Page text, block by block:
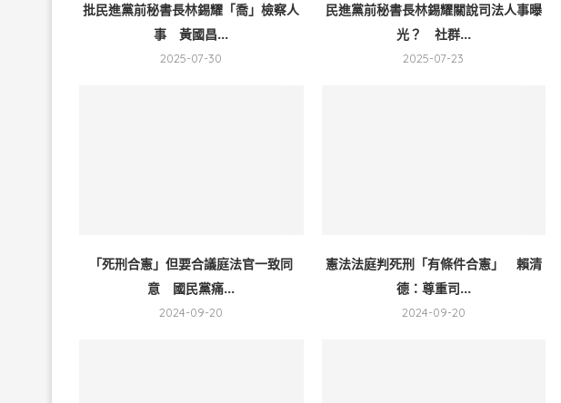
批民進黨前秘書長林錫耀「喬」檢察人
事 黃國昌...
2025-07-30
民進黨前秘書長林錫耀關說司法人事曝
光？ 社群...
2025-07-23
「死刑合憲」但要合議庭法官一致同
意 國民黨痛...
2024-09-20
憲法法庭判死刑「有條件合憲」 賴清
德：尊重司...
2024-09-20